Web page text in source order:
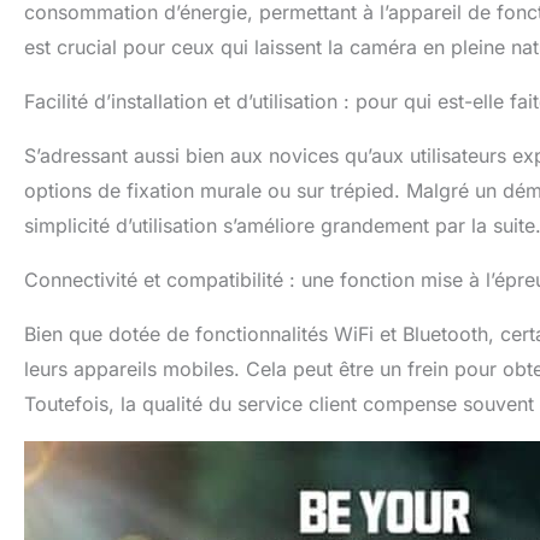
également
vous suffit de
UTILISER ET
carte mémoire
photos et de
32 GB
de 2,0 pouces
d'une période
[SERVICE
une
des questions
Nous vous
consommation d’énergie, permettant à l’appareil de
est crucial pour ceux qui laissent la caméra en pleine
Facilité d’installation et d’utilisation : pour qui est-elle
S’adressant aussi bien aux novices qu’aux utilisateurs
options de fixation murale ou sur trépied. Malgré un
simplicité d’utilisation s’améliore grandement par la suite.
Connectivité et compatibilité : une fonction mise à
Bien que dotée de fonctionnalités WiFi et Bluetooth,
leurs appareils mobiles. Cela peut être un frein pour
Toutefois, la qualité du service client compense